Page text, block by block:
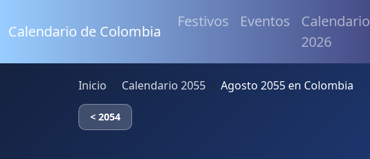
Calendario de Colombia
Festivos Eventos
Calendario
2026
Inicio Calendario 2055 Agosto 2055 en Colombia
< 2054